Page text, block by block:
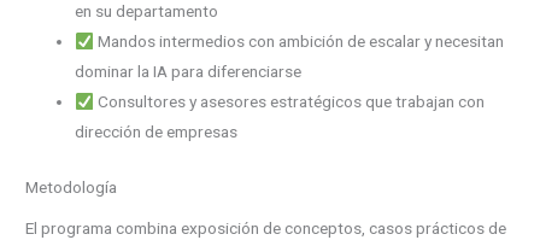
en su departamento
Mandos intermedios con ambición de escalar y necesitan
dominar la IA para diferenciarse
Consultores y asesores estratégicos que trabajan con
dirección de empresas
Metodología
El programa combina exposición de conceptos, casos prácticos de